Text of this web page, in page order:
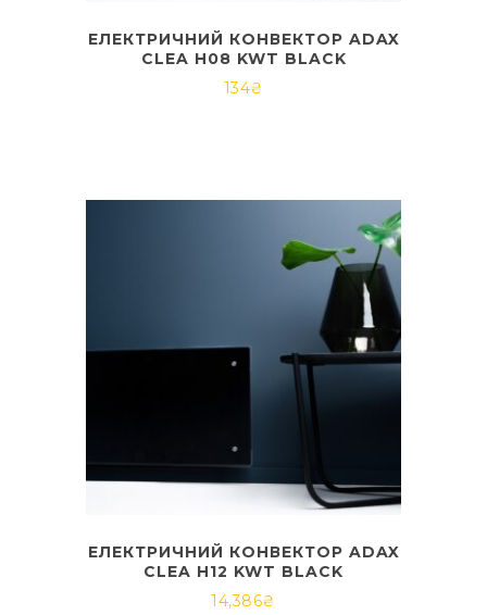
ЕЛЕКТРИЧНИЙ КОНВЕКТОР ADAX
CLEA H08 KWT BLACK
134₴
ЕЛЕКТРИЧНИЙ КОНВЕКТОР ADAX
CLEA H12 KWT BLACK
14,386₴